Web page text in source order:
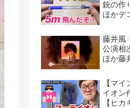
銃の作
ほかデ
藤井風
公演相
ほか藤
【マ
イオン
【ヒ